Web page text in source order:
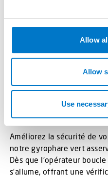
Allow
Allow
Use
également les normes
aussi aux véhicules et
aéroportuaire. Ces
dugyrophare LEDcomme
environnements les plus
Gyrophare vert :
engins de chantier
Améliorez la sécurité de
notre gyrophare vert
Dès que l’opérateur
s’allume, offrant une